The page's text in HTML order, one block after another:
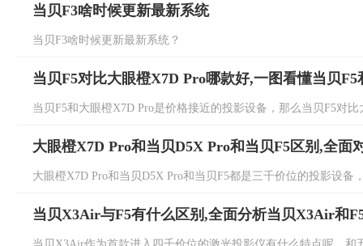
当贝F3啥时候更新最新系统
当贝F3啥时候更新最新系统？
当贝F5对比大眼橙X7D Pro哪款好,一图看懂当贝
当贝F5和大眼橙X7D Pro是价格接近的投影设备，那么当贝F5对
大眼橙X7D Pro和当贝D5X Pro和当贝F5区别,全面
大眼橙X7D Pro和当贝D5X Pro和当贝F5都是三千价位的投影设备
当贝X3Air与F5有什么区别,全面分析当贝X3Air和